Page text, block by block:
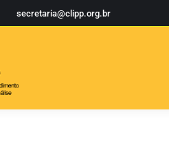
secretaria@clipp.org.br